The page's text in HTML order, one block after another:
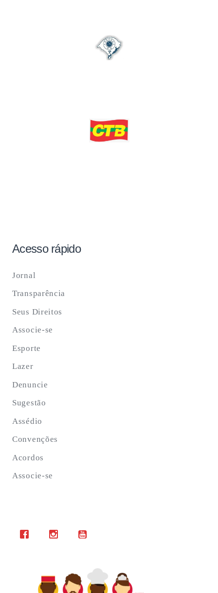
Acesso rápido
Jornal
Transparência
Seus Direitos
Associe-se
Esporte
Lazer
Denuncie
Sugestão
Assédio
Convenções
Acordos
Associe-se